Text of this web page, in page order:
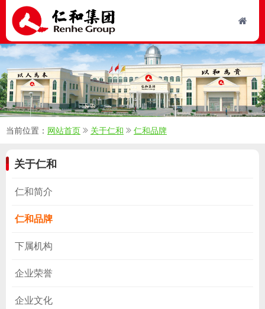
当前位置： 网站首页 关于仁和 仁和品牌
关于仁和
仁和简介
仁和品牌
下属机构
企业荣誉
企业文化